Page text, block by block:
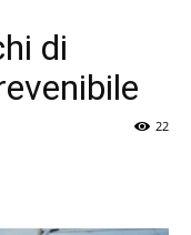
di
22